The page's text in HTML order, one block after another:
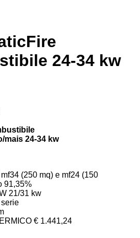
24-34 kw
mais 24-34 kw
(250 mq) e mf24 (150
91,35%
21/31 kw
€ 1.441,24